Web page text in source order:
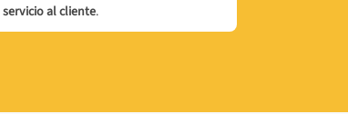
servicio al cliente.